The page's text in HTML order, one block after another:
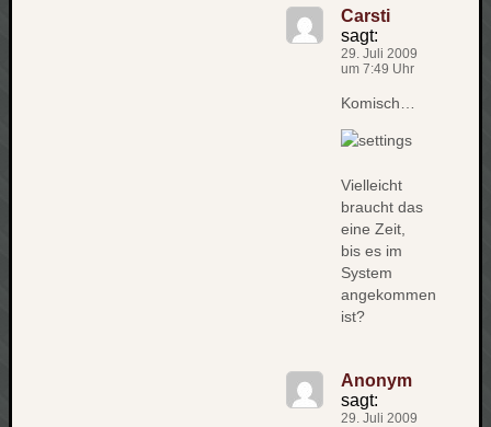
Carsti
sagt:
29. Juli 2009
um 7:49 Uhr
Komisch…
Vielleicht
braucht das
eine Zeit,
bis es im
System
angekommen
ist?
Anonym
sagt:
29. Juli 2009